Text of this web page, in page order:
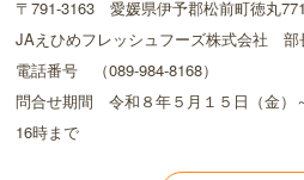
〒791-3163 愛媛県伊予郡松前町徳丸
JAえひめフレッシュフーズ株式会社
電話番号 （089-984-8168）
問合せ期間 令和８年５月１５日（金）
16時まで